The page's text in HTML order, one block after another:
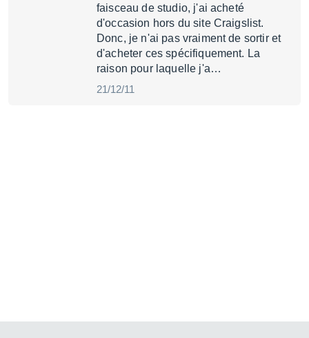
faisceau de studio, j'ai acheté
d'occasion hors du site Craigslist.
Donc, je n'ai pas vraiment de sortir et
d'acheter ces spécifiquement. La
raison pour laquelle j'a…
21/12/11